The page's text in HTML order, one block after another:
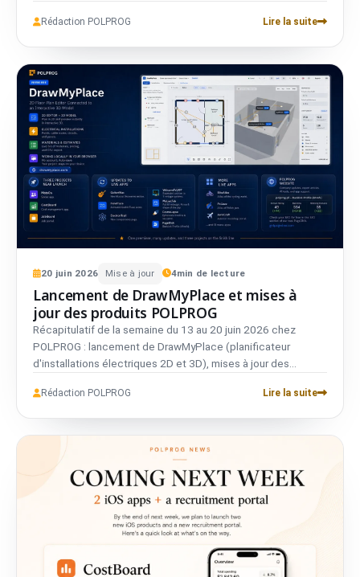
Rédaction POLPROG Lire la suite
20 juin 2026 Mise à jour 4min de lecture
Lancement de DrawMyPlace et mises à
jour des produits POLPROG
Récapitulatif de la semaine du 13 au 20 juin 2026 chez
POLPROG : lancement de DrawMyPlace (planificateur
d'installations électriques 2D et 3D), mises à jour des
préparation pour leur lancement.
Rédaction POLPROG Lire la suite